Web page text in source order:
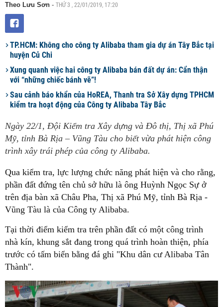
Theo Lưu Sơn - THỨ 3 , 22/01/2019, 17:20
TP.HCM: Không cho công ty Alibaba tham gia dự án Tây Bắc tại
huyện Củ Chi
Xung quanh việc hai công ty Alibaba bán đất dự án: Cẩn thận
với “những chiếc bánh vẽ”!
Sau cảnh báo khẩn của HoREA, Thanh tra Sở Xây dựng TPHCM
kiểm tra hoạt động của Công ty Alibaba Tây Bắc
Ngày 22/1, Đội Kiểm tra Xây dựng và Đô thị, Thị xã Phú
Mỹ, tỉnh Bà Rịa – Vũng Tàu cho biết vừa phát hiện công
trình xây trái phép của công ty Alibaba.
Qua kiểm tra, lực lượng chức năng phát hiện và cho rằng,
phần đất đứng tên chủ sở hữu là ông Huỳnh Ngọc Sự ở
trên địa bàn xã Châu Pha, Thị xã Phú Mỹ, tỉnh Bà Rịa -
Vũng Tàu là của Công ty Alibaba.
Tại thời điểm kiểm tra trên phần đất có một công trình
nhà kín, khung sắt đang trong quá trình hoàn thiện, phía
trước có tấm biển bằng đá ghi "Khu dân cư Alibaba Tân
Thành".